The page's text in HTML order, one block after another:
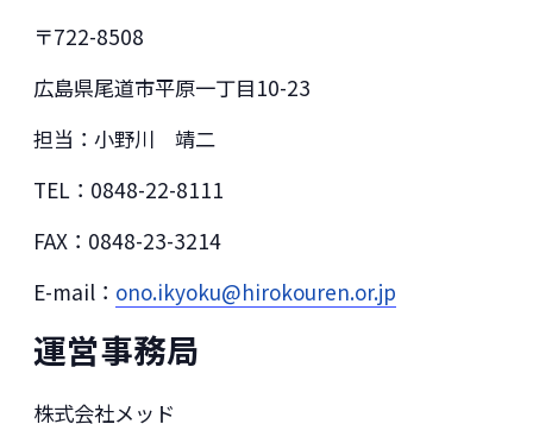
〒722-8508
広島県尾道市平原一丁目10-23
担当：小野川 靖二
TEL：0848-22-8111
FAX：0848-23-3214
E-mail： ono.ikyoku@hirokouren.or.jp
運営事務局
株式会社メッド